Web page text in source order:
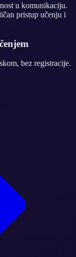
u komunikaciju.
pristup učenju i
bez registracije.